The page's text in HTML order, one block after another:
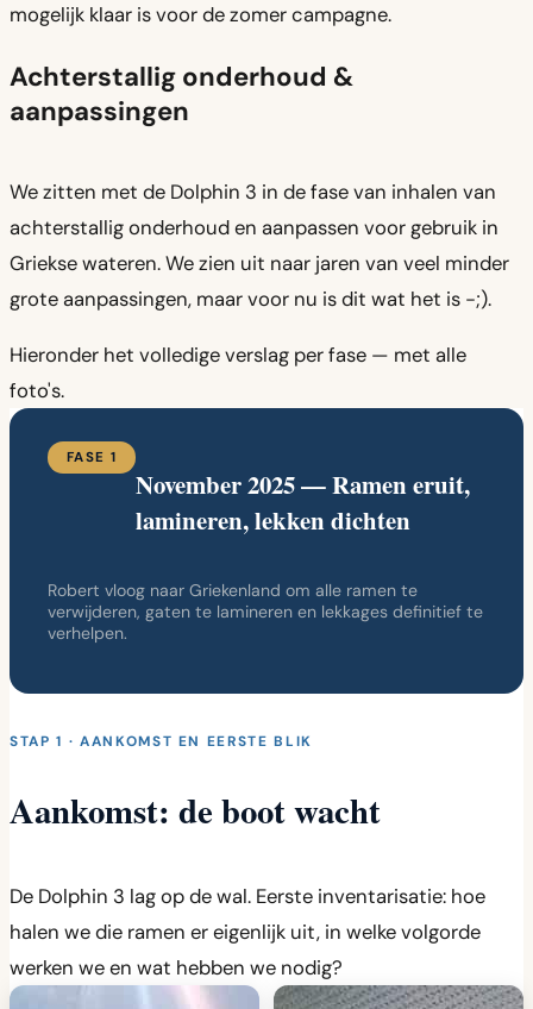
mogelijk klaar is voor de zomer campagne.
Achterstallig onderhoud &
aanpassingen
We zitten met de Dolphin 3 in de fase van inhalen van
achterstallig onderhoud en aanpassen voor gebruik in
Griekse wateren. We zien uit naar jaren van veel minder
grote aanpassingen, maar voor nu is dit wat het is -;).
Hieronder het volledige verslag per fase — met alle
foto's.
FASE 1
November 2025 — Ramen eruit,
lamineren, lekken dichten
Robert vloog naar Griekenland om alle ramen te
verwijderen, gaten te lamineren en lekkages definitief te
verhelpen.
STAP 1 · AANKOMST EN EERSTE BLIK
Aankomst: de boot wacht
De Dolphin 3 lag op de wal. Eerste inventarisatie: hoe
halen we die ramen er eigenlijk uit, in welke volgorde
werken we en wat hebben we nodig?